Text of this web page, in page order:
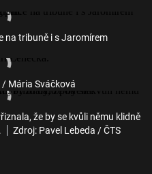
na tribuně i s Jaromírem
/ Mária Sváčková
že by se kvůli němu klidně
Zdroj: Pavel Lebeda / ČTS